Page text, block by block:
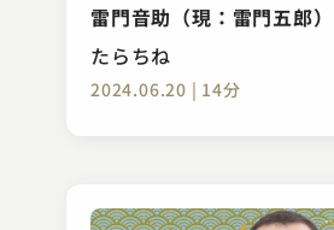
雷門音助（現：雷門五郎）
たらちね
2024.06.20 | 14分